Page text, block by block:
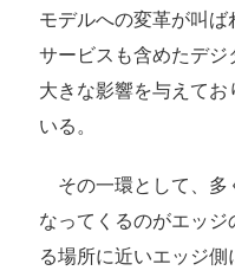
モデルへの変革が叫
サービスも含めたデ
大きな影響を与えて
いる。
その一環として、多
なってくるのがエッ
る場所に近いエッジ